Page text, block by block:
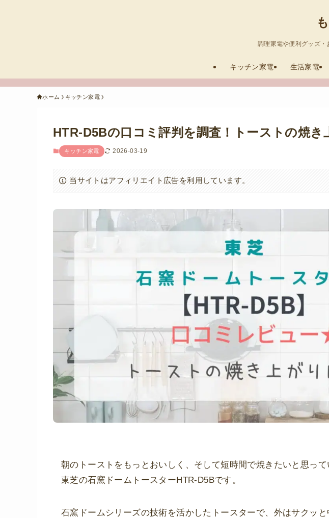
調理家電や便利グッズ・
キッチン家電 生活家電
ホーム キッチン家電
HTR-D5Bの口コミ評判を調査！トーストの焼き
キッチン家電 2026-03-19
当サイトはアフィリエイト広告を利用しています。
朝のトーストをもっとおいしく、そして短時間で焼きたいと思っ
東芝の石窯ドームトースターHTR-D5Bです。
石窯ドームシリーズの技術を活かしたトースターで、外はサクッ